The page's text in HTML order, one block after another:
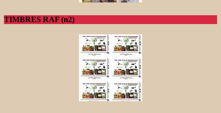
TIMBRES RAF (n2)